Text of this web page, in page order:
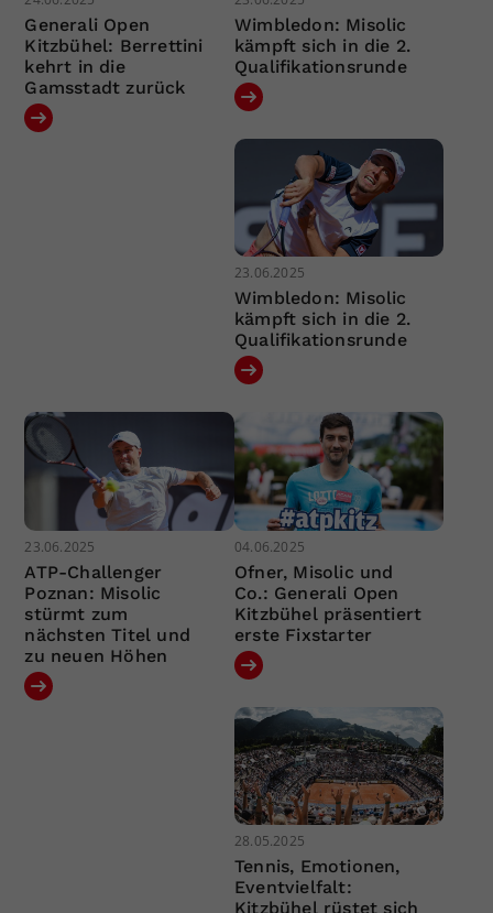
Generali Open
Kitzbühel: Berrettini
kehrt in die
Gamsstadt zurück
Wimbledon: Misolic
kämpft sich in die 2.
Qualifikationsrunde
23.06.2025
Wimbledon: Misolic
kämpft sich in die 2.
Qualifikationsrunde
23.06.2025
ATP-Challenger
Poznan: Misolic
stürmt zum
nächsten Titel und
zu neuen Höhen
04.06.2025
Ofner, Misolic und
Co.: Generali Open
Kitzbühel präsentiert
erste Fixstarter
28.05.2025
Tennis, Emotionen,
Eventvielfalt:
Kitzbühel rüstet sich